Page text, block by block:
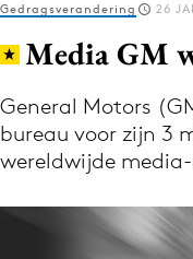
Log in
Volg het laatste
Gedragsverandering 26
Media GM
General Motors
bureau voor zijn 3
wereldwijde